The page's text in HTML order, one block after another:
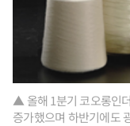
▲ 올해 1분기 코오롱인
증가했으며 하반기에도